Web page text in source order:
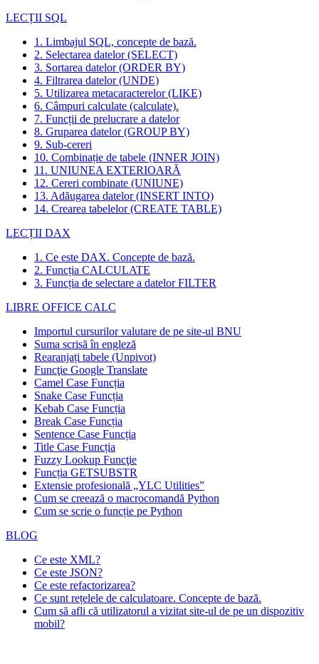
LECȚII SQL
1. Limbajul SQL, concepte de bază.
2. Selectarea datelor (SELECT)
3. Sortarea datelor (ORDER BY)
4. Filtrarea datelor (UNDE)
5. Utilizarea metacaracterelor (LIKE)
6. Câmpuri calculate (calculate).
7. Funcții de prelucrare a datelor
8. Gruparea datelor (GROUP BY)
9. Sub-cereri
10. Combinație de tabele (INNER JOIN)
11. UNIUNEA EXTERIOARĂ
12. Cereri combinate (UNIUNE)
13. Adăugarea datelor (INSERT INTO)
14. Crearea tabelelor (CREATE TABLE)
LECȚII DAX
1. Ce este DAX. Concepte de bază.
2. Funcția CALCULATE
3. Funcția de selectare a datelor FILTER
LIBRE OFFICE CALC
Importul cursurilor valutare de pe site-ul BNU
Suma scrisă în engleză
Rearanjați tabele (Unpivot)
Funcţie Google Translate
Camel Case Funcția
Snake Case Funcția
Kebab Case Funcția
Break Case Funcția
Sentence Case Funcția
Title Case Funcția
Fuzzy Lookup Funcţie
Funcția GETSUBSTR
Extensie profesională „YLC Utilities”
Cum se creează o macrocomandă Python
Cum se scrie o funcție pe Python
BLOG
Ce este XML?
Ce este JSON?
Ce este refactorizarea?
Ce sunt rețelele de calculatoare. Concepte de bază.
Cum să afli că utilizatorul a vizitat site-ul de pe un dispozitiv
mobil?